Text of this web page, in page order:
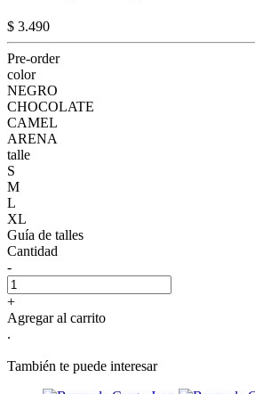
$ 3.490
Pre-order
color
NEGRO
CHOCOLATE
CAMEL
ARENA
talle
S
M
L
XL
Guía de talles
Cantidad
-
+
Agregar al carrito
.
También te puede interesar